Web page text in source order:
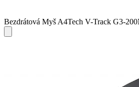
Bezdrátová Myš A4Tech V-Track G3-